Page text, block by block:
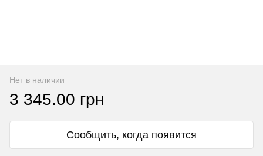
Нет в наличии
3 345.00 грн
Сообщить, когда появится